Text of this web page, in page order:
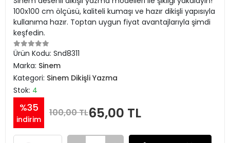
100x100 cm ölçüsü, kaliteli kumaşı ve hazır dikişli yapısıyla
kullanıma hazır. Toptan uygun fiyat avantajlarıyla şimdi
keşfedin.
Ürün Kodu: Snd8311
Marka: Sinem
Kategori: Sinem Dikişli Yazma
Stok: 4
%35
indirim
100,00 TL65,00 TL